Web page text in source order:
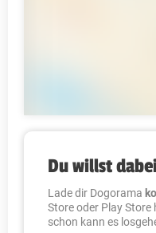
Du willst
Lade dir Dogorama
Store oder Play Store
schon kann es